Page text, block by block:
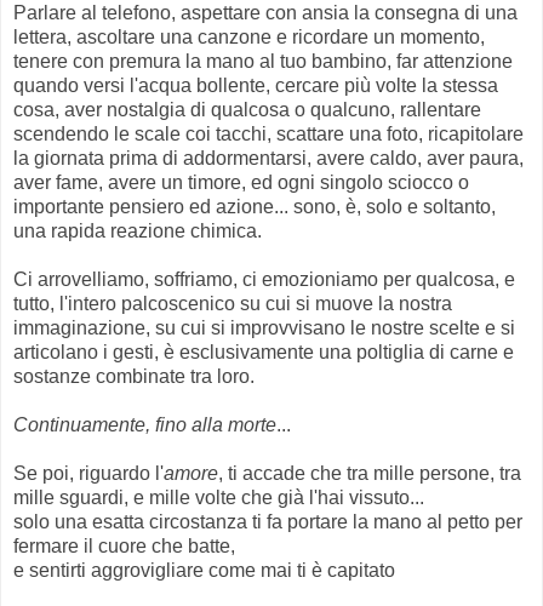
Parlare al telefono, aspettare con ansia la consegna di una
lettera, ascoltare una canzone e ricordare un momento,
tenere con premura la mano al tuo bambino, far attenzione
quando versi l'acqua bollente, cercare più volte la stessa
cosa, aver nostalgia di qualcosa o qualcuno, rallentare
scendendo le scale coi tacchi, scattare una foto, ricapitolare
la giornata prima di addormentarsi, avere caldo, aver paura,
aver fame, avere un timore, ed ogni singolo sciocco o
importante pensiero ed azione... sono, è, solo e soltanto,
una rapida reazione chimica.
Ci arrovelliamo, soffriamo, ci emozioniamo per qualcosa, e
tutto, l'intero palcoscenico su cui si muove la nostra
immaginazione, su cui si improvvisano le nostre scelte e si
articolano i gesti, è esclusivamente una poltiglia di carne e
sostanze combinate tra loro.
Continuamente, fino alla morte...
Se poi, riguardo l'amore, ti accade che tra mille persone, tra
mille sguardi, e mille volte che già l'hai vissuto...
solo una esatta circostanza ti fa portare la mano al petto per
fermare il cuore che batte,
e sentirti aggrovigliare come mai ti è capitato